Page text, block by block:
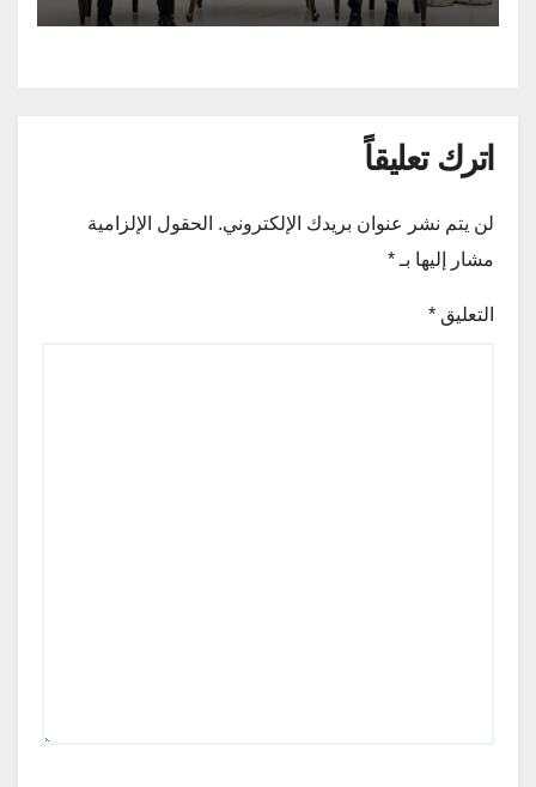
اترك تعليقاً
لن يتم نشر عنوان بريدك الإلكتروني. الحقول الإلزامية
مشار إليها بـ *
التعليق *